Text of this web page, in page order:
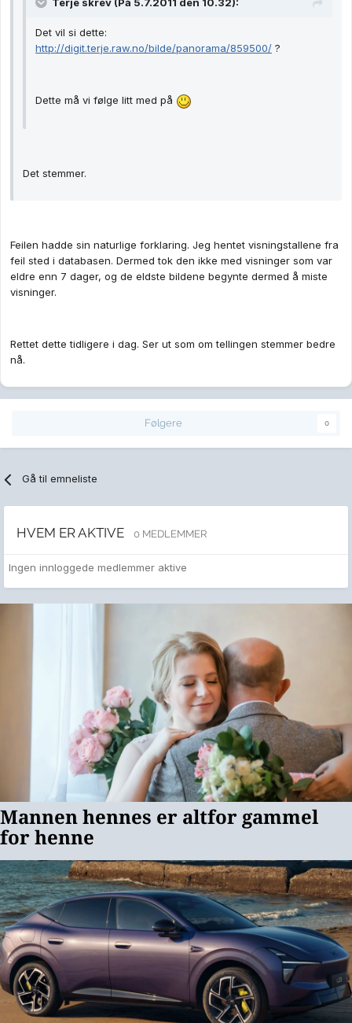
Terje skrev (På 5.7.2011 den 10.32):
Det vil si dette:
http://digit.terje.raw.no/bilde/panorama/859500/ ?
Dette må vi følge litt med på
Det stemmer.
Feilen hadde sin naturlige forklaring. Jeg hentet visningstallene fra
feil sted i databasen. Dermed tok den ikke med visninger som var
eldre enn 7 dager, og de eldste bildene begynte dermed å miste
visninger.
Rettet dette tidligere i dag. Ser ut som om tellingen stemmer bedre
nå.
Følgere 0
Gå til emneliste
HVEM ER AKTIVE 0 MEDLEMMER
Ingen innloggede medlemmer aktive